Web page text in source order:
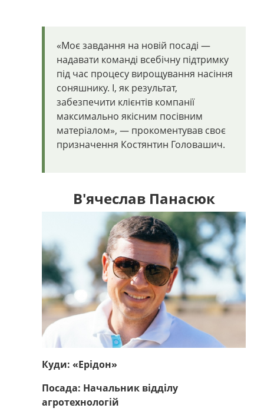
«Моє завдання на новій посаді —
надавати команді всебічну підтримку
під час процесу вирощування насіння
соняшнику. І, як результат,
забезпечити клієнтів компанії
максимально якісним посівним
матеріалом», — прокоментував своє
призначення Костянтин Головашич.
В'ячеслав Панасюк
Куди: «Ерідон»
Посада: Начальник відділу
агротехнологій